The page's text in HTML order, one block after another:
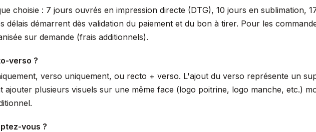
choisie : 7 jours ouvrés en impression directe (DTG), 10 jours en sublimation,
délais démarrent dès validation du paiement et du bon à tirer. Pour les
sur demande (frais additionnels).
verso ?
verso uniquement, ou recto + verso. L'ajout du verso représente un
ajouter plusieurs visuels sur une même face (logo poitrine, logo manche, etc.)
vous ?